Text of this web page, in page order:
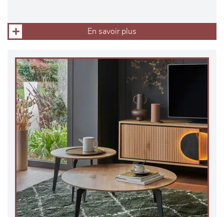
En savoir plus